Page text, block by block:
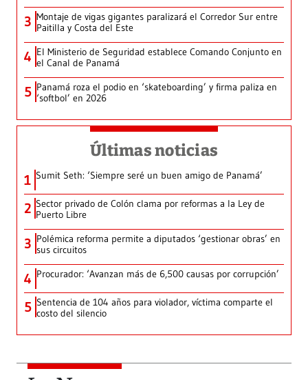
3 Montaje de vigas gigantes paralizará el Corredor Sur entre
Paitilla y Costa del Este
4 El Ministerio de Seguridad establece Comando Conjunto en
el Canal de Panamá
5 Panamá roza el podio en ‘skateboarding’ y firma paliza en
‘softbol’ en 2026
Últimas noticias
1 Sumit Seth: ‘Siempre seré un buen amigo de Panamá’
2 Sector privado de Colón clama por reformas a la Ley de
Puerto Libre
3 Polémica reforma permite a diputados ‘gestionar obras’ en
sus circuitos
4 Procurador: ‘Avanzan más de 6,500 causas por corrupción’
5 Sentencia de 104 años para violador, víctima comparte el
costo del silencio